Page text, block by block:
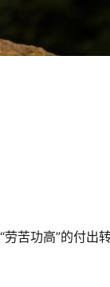
苦功高”的付出